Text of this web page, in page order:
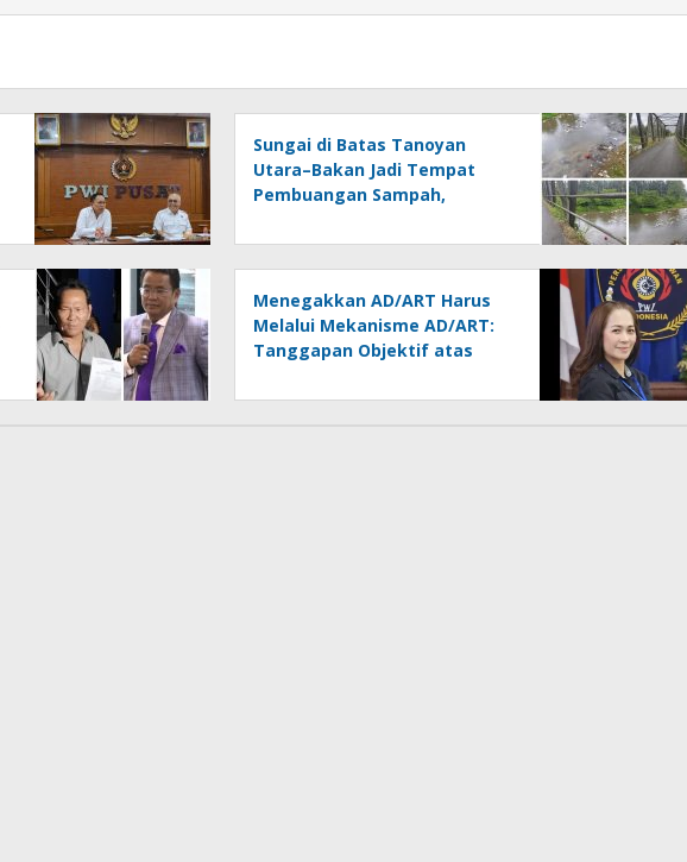
Sungai di Batas Tanoyan
Utara–Bakan Jadi Tempat
Pembuangan Sampah,
Kontrol Pemerintah
Dipertanyakan
Menegakkan AD/ART Harus
Melalui Mekanisme AD/ART:
Tanggapan Objektif atas
AD/ART vs Konspirasi